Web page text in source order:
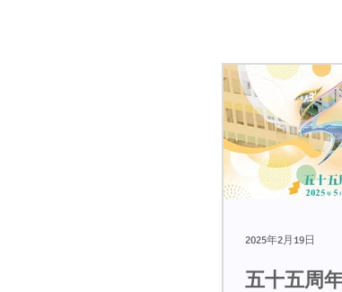
五十五周
2025年2月19日